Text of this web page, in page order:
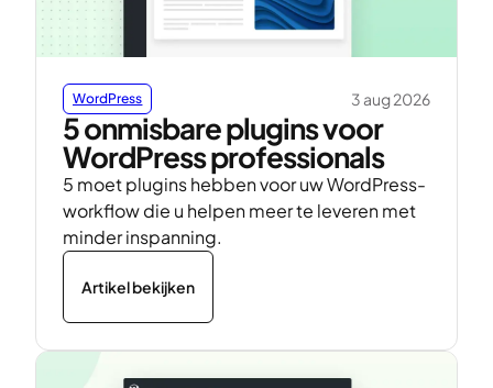
WordPress 3 aug 2026
5 onmisbare plugins voor
WordPress professionals
5 moet plugins hebben voor uw WordPress-
workflow die u helpen meer te leveren met
minder inspanning.
Artikel bekijken